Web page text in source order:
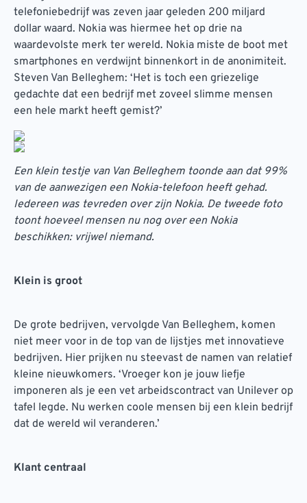
telefoniebedrijf was zeven jaar geleden 200 miljard
dollar waard. Nokia was hiermee het op drie na
waardevolste merk ter wereld. Nokia miste de boot met
smartphones en verdwijnt binnenkort in de anonimiteit.
Steven Van Belleghem: ‘Het is toch een griezelige
gedachte dat een bedrijf met zoveel slimme mensen
een hele markt heeft gemist?’
Een klein testje van Van Belleghem toonde aan dat 99%
van de aanwezigen een Nokia-telefoon heeft gehad.
Iedereen was tevreden over zijn Nokia. De tweede foto
toont hoeveel mensen nu nog over een Nokia
beschikken: vrijwel niemand.
Klein is groot
De grote bedrijven, vervolgde Van Belleghem, komen
niet meer voor in de top van de lijstjes met innovatieve
bedrijven. Hier prijken nu steevast de namen van relatief
kleine nieuwkomers. ‘Vroeger kon je jouw liefje
imponeren als je een vet arbeidscontract van Unilever op
tafel legde. Nu werken coole mensen bij een klein bedrijf
dat de wereld wil veranderen.’
Klant centraal